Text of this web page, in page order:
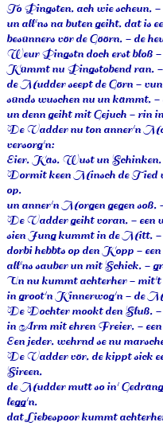
To Pingsten, ach wie scheun,
un all'ns na buten geiht, dat is
besünners vör de Göörn, - de
Weur Pingstn doch erst bloß -
Kümmt nu Pingstobend ran, -
de Mudder seept de Görn -
sünds wuschen nu un kämmt,
un denn geiht mit Gejuch - rin
De Vadder nu ton anner'n
versorg'n:
Eier, Käs, Wust un Schinken,
Dormit keen Minsch de Tied
op,
un anner'n Morgen gegen
De Vadder geiht voran, -
sien Jung kummt in de Mitt,
dorbi hebbts op den Kopp -
all'ns sauber un mit Schick, -
Un nu kummt achterher - mit't
in groot'n Kinnerwog'n - de
De Dochter mookt den Sluß,
in Arm mit ehren Freier, -
Een jeder, wehrnd se nu
De Vadder vör, de kippt sick
Sireen,
de Mudder mutt so in'
legg'n,
dat Liebespoor kummt